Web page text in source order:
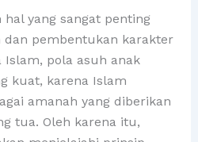
hal yang sangat penting
dan pembentukan karakter
Islam, pola asuh anak
kuat, karena Islam
amanah yang diberikan
tua. Oleh karena itu,